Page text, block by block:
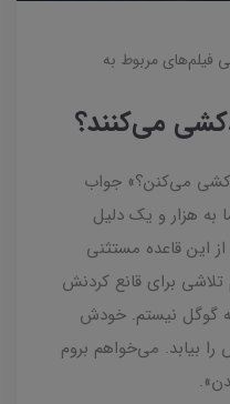
فیلم‌های مربوط به
می‌کنند؟
می‌کنن؟» جواب
به هزار و یک دلیل
این قاعده مستثنی
برای قانع کردنش
گوگل نیستم. خودش
بیابد. می‌خواهم بروم